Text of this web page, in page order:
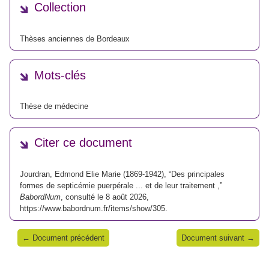
Collection
Thèses anciennes de Bordeaux
Mots-clés
Thèse de médecine
Citer ce document
Jourdran, Edmond Elie Marie (1869-1942), “Des principales
formes de septicémie puerpérale ... et de leur traitement ,”
BabordNum , consulté le 8 août 2026,
https://www.babordnum.fr/items/show/305
← Document précédent Document suivant →